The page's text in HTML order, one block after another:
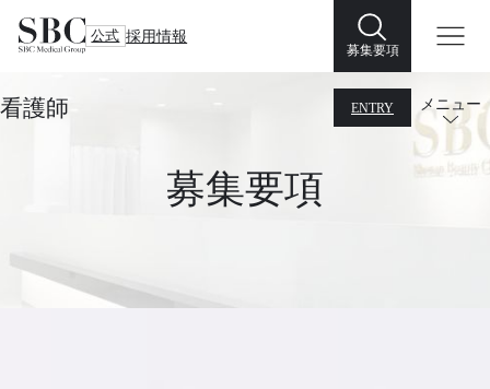
公式 採用情報
募集要項
看護師 ENTRY メニュー
募集要項